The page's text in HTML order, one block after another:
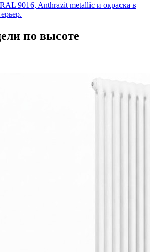
9016, Anthrazit metallic и окраска в
по высоте